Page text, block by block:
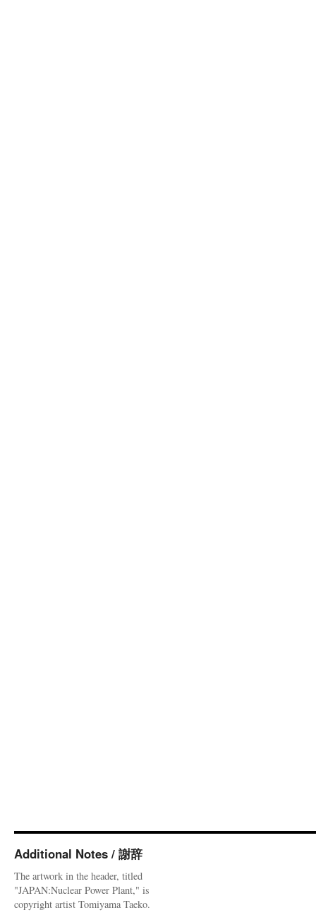
Additional Notes / 謝辞
The artwork in the header, titled
"JAPAN:Nuclear Power Plant," is
copyright artist Tomiyama Taeko.